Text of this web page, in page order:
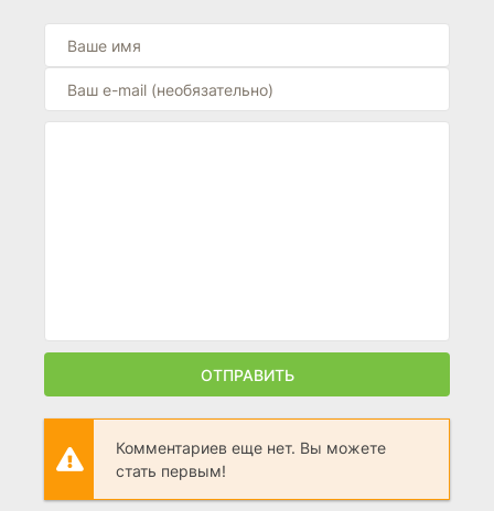
ОТПРАВИТЬ
Комментариев еще нет. Вы можете
стать первым!